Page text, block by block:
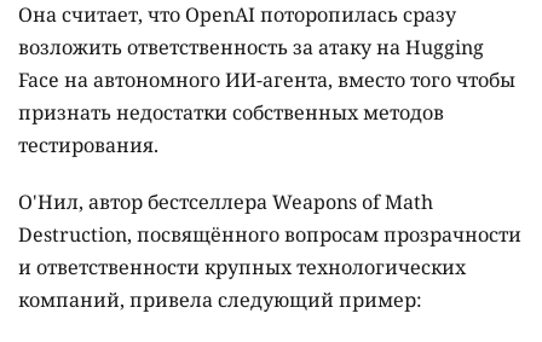
Она считает, что OpenAI поторопилась сразу
возложить ответственность за атаку на Hugging
Face на автономного ИИ-агента, вместо того чтобы
признать недостатки собственных методов
тестирования.
О'Нил, автор бестселлера Weapons of Math
Destruction, посвящённого вопросам прозрачности
и ответственности крупных технологических
компаний, привела следующий пример: